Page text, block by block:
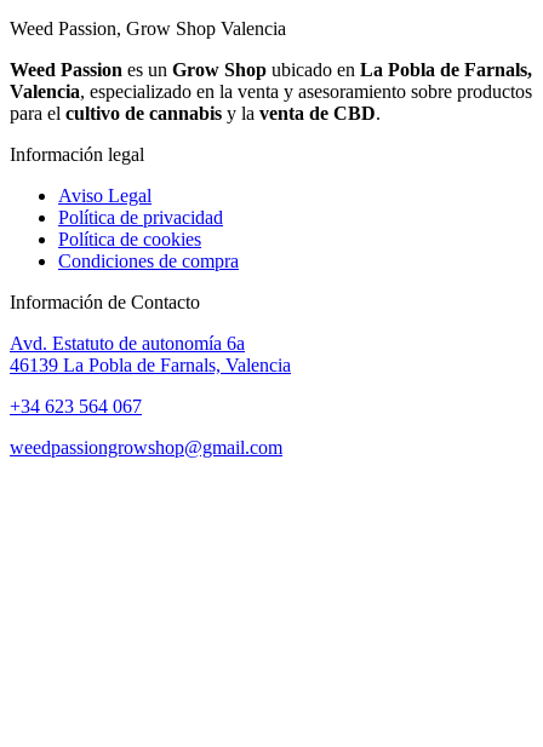
Weed Passion, Grow Shop Valencia
Weed Passion es un Grow Shop ubicado en La Pobla de Farnals,
Valencia, especializado en la venta y asesoramiento sobre productos
para el cultivo de cannabis y la venta de CBD.
Información legal
Aviso Legal
Política de privacidad
Política de cookies
Condiciones de compra
Información de Contacto
Avd. Estatuto de autonomía 6a
46139 La Pobla de Farnals, Valencia
+34 623 564 067
weedpassiongrowshop@gmail.com